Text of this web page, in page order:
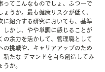
ってこんなものでしょ、ふつーで
ょうか。最も健康リスクが低く、
に紹介する研究においても、基準
しかし、やや単調に感じることが
の余力を活かして、管理職として
の挑戦や、キャリアアップのため
新たな デマンドを自ら創造してみ
うか。